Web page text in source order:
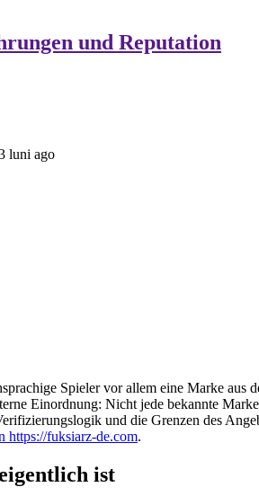
und Reputation
luni ago
Spieler vor allem eine Marke
Einordnung: Nicht jede bekannte
und die Grenzen des
https://fuksiarz-de.com.
ist